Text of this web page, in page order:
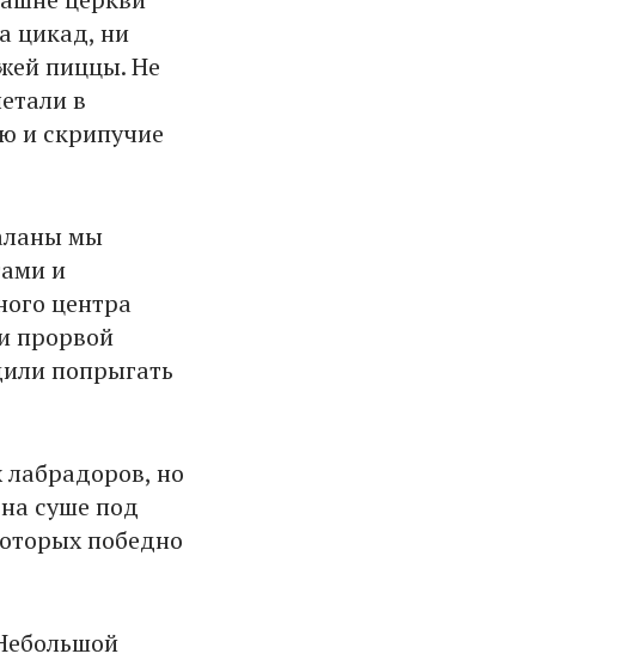
цикад, ни
пиццы. Не
в
и скрипучие
мы
и
центра
прорвой
попрыгать
но
суше под
победно